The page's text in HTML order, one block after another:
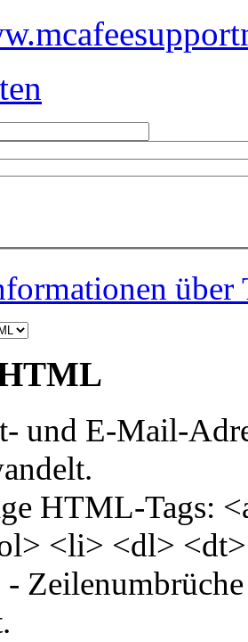
über
und E-Mail-
HTML-Tags:
<li> <dl>
Zeilenumbrüche